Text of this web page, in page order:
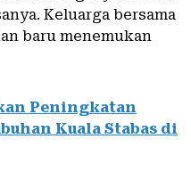
Keluarga bersama
baru menemukan
Peningkatan
Kuala Stabas di